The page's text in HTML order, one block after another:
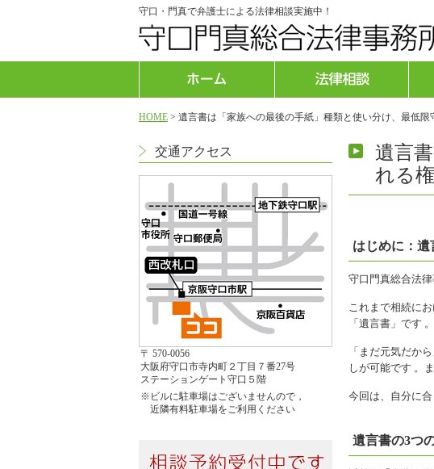
守口・門真で弁護士による法律相談実施中！
HOME > 遺言書は「家族への最後の手紙」種類と使い分け、最低
交通アクセス
〒 570-0056
大阪府守口市寺内町２丁目７番27号
ステーションゲート守口５階
※ビルに駐車場はございませんので，
近隣有料駐車場をご利用ください
遺言
れる
はじめに：
守口門真総合法
これまで相続に
「遺言書」です 。
「まだ元気だか
しが可能です 。
今回は、自分に
遺言書の3つ